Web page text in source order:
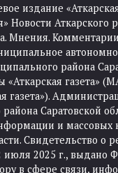
издание
Новости Аткарского
Мнения.
района
«Аткарская газета»
газета»).
Саратовской
и массовых
Свидетельство о
июля 2025 г., выдано
в сфере связи,